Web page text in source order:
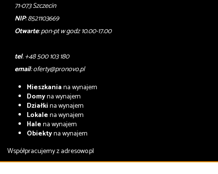
71-073 Szczecin
NIP: 8521103669
Otwarte: pon-pt w godz 10.00-17.00
tel. +48 500 103 180
email:oferty@pronovo.pl
Mieszkaniana wynajem
Domyna wynajem
Działkina wynajem
Lokalena wynajem
Halena wynajem
Obiektyna wynajem
Współpracujemy zadresowo.pl